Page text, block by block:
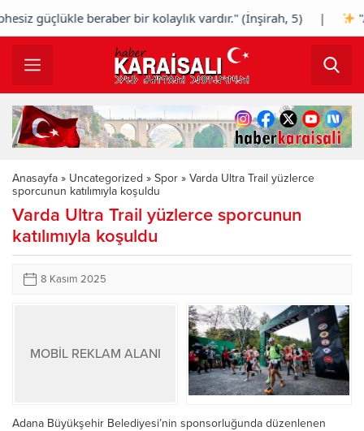
güçlükle beraber bir kolaylık vardır." (İnşirah, 5) |
Anasayfa » Uncategorized » Spor » Varda Ultra Trail yüzlerce
sporcunun katılımıyla koşuldu
Varda Ultra Trail yüzlerce sporcunun
katılımıyla koşuldu
8 Kasım 2025
MOBİL REKLAM ALANI
Adana Büyükşehir Belediyesi’nin sponsorluğunda düzenlenen